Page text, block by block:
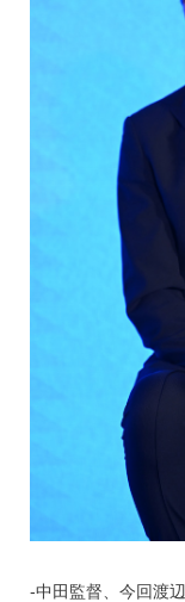
‐中田監督、今回渡